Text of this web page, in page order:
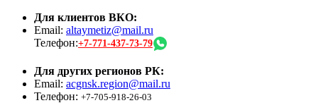
Для клиентов ВКО:
Email: altaymetiz@mail.ru
Телефон:+7-771-437-73-79
Для других регионов РК:
Email: acgnsk.region@mail.ru
Телефон: +7-705-918-26-03